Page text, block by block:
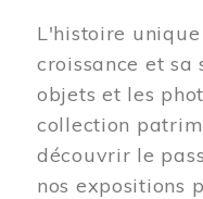
L'histoire
croissance et sa
objets et les
collection
découvrir le
nos expositions